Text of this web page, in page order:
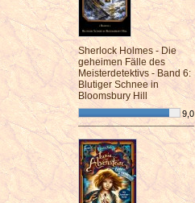
Sherlock Holmes - Die
geheimen Fälle des
Meisterdetektivs - Band 6:
Blutiger Schnee in
Bloomsbury Hill
9,0
¯¯¯¯¯¯¯¯¯¯¯¯¯¯¯¯¯¯¯¯¯¯¯¯